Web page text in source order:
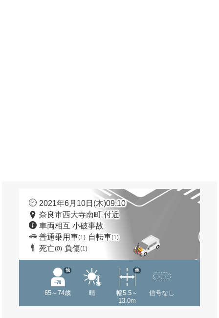
2021年6月10日(木)09:10
奈良市西大寺南町 付近
車両相互 小破事故
普通乗用車(1) 自転車(1)
死亡(0) 負傷(1)
65～74歳
他
晴
幅5.5～
13.0m
他
信号なし